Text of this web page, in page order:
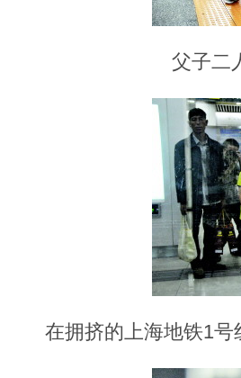
父子二
在拥挤的上海地铁1